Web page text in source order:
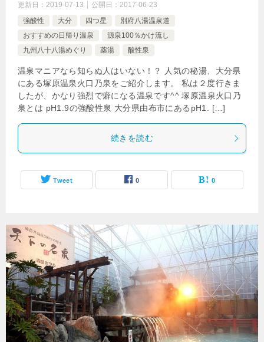
更新日： 2019-07-13 公開日： 2017-06-23
強酸性
大分 四つ星
別府八湯温泉道
おすすめの日帰り温泉
源泉100％かけ流し
九州八十八湯めぐり
薬湯 酸性泉
温泉マニアなら知らぬ人はいない！？ 人気の秘湯、大分県
にある塚原温泉火口乃泉をご紹介します。 私は２度行きま
したが、かなり強烈で癖になる温泉です^^ 塚原温泉火口乃
泉とは pH1.9の強酸性泉 大分県由布市にあるpH1. […]
続きを読む
Tweet 0 0